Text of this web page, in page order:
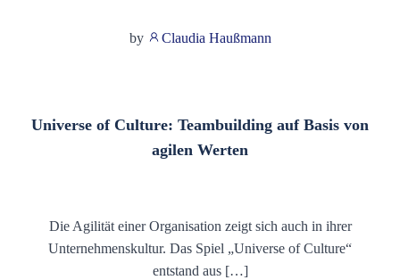
by Claudia Haußmann
Universe of Culture: Teambuilding auf Basis von
agilen Werten
Die Agilität einer Organisation zeigt sich auch in ihrer
Unternehmenskultur. Das Spiel „Universe of Culture“
entstand aus […]